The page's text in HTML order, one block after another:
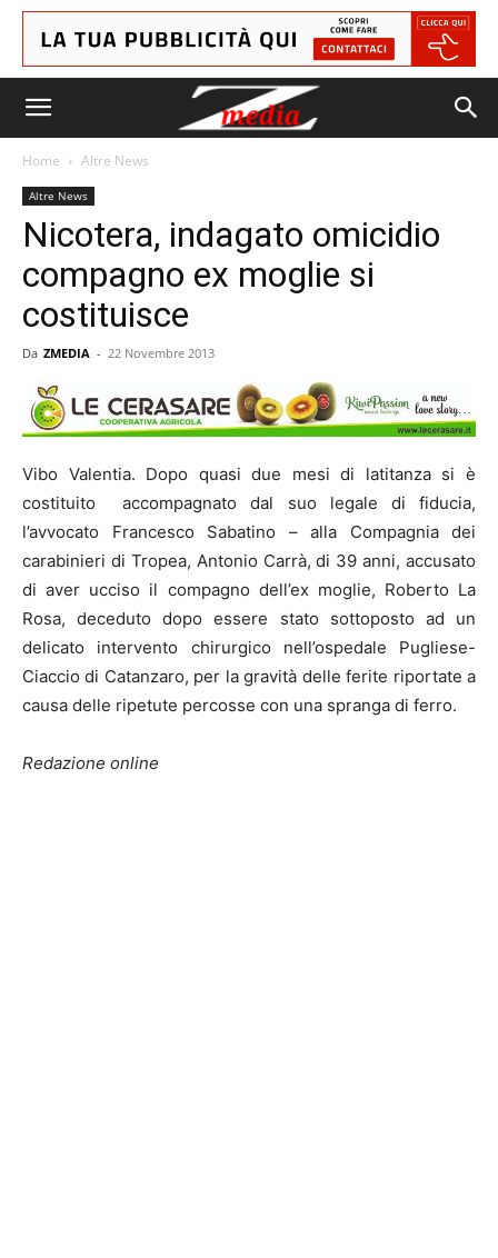
Home Altre News
Altre News
Nicotera, indagato omicidio
compagno ex moglie si
costituisce
Da ZMEDIA - 22 Novembre 2013
Vibo Valentia. Dopo quasi due mesi di latitanza si è
costituito accompagnato dal suo legale di fiducia,
l’avvocato Francesco Sabatino – alla Compagnia dei
carabinieri di Tropea, Antonio Carrà, di 39 anni, accusato
di aver ucciso il compagno dell’ex moglie, Roberto La
Rosa, deceduto dopo essere stato sottoposto ad un
delicato intervento chirurgico nell’ospedale Pugliese-
Ciaccio di Catanzaro, per la gravità delle ferite riportate a
causa delle ripetute percosse con una spranga di ferro.
Redazione online